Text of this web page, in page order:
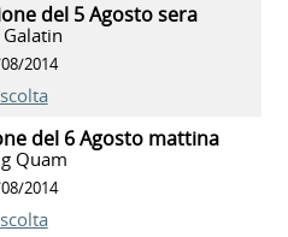
del 5 Agosto sera
2014
del 6 Agosto mattina
Quam
2014